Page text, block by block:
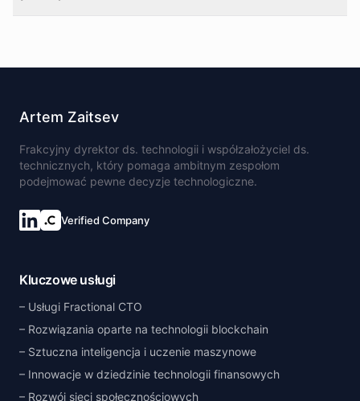
Artem Zaitsev
Frakcyjny dyrektor ds. technologii i współzałożyciel ds.
technicznych, który pomaga ambitnym zespołom
podejmować pewne decyzje technologiczne.
Verified Company
Kluczowe usługi
Usługi Fractional CTO
Rozwiązania oparte na technologii blockchain
Sztuczna inteligencja i uczenie maszynowe
Innowacje w dziedzinie technologii finansowych
Rozwój sieci społecznościowych